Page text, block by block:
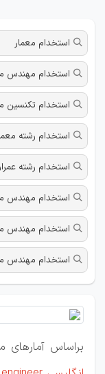
استخدام معمار
استخدام مهندس
استخدام تکنسین
استخدام رشته
استخدام رشته
استخدام مهندس
استخدام مهندس
استخدام مهندس
براساس